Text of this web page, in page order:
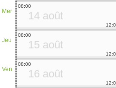
Mer
Jeu
Ven
14 août
08:00
15 août
08:00
16 août
08:00